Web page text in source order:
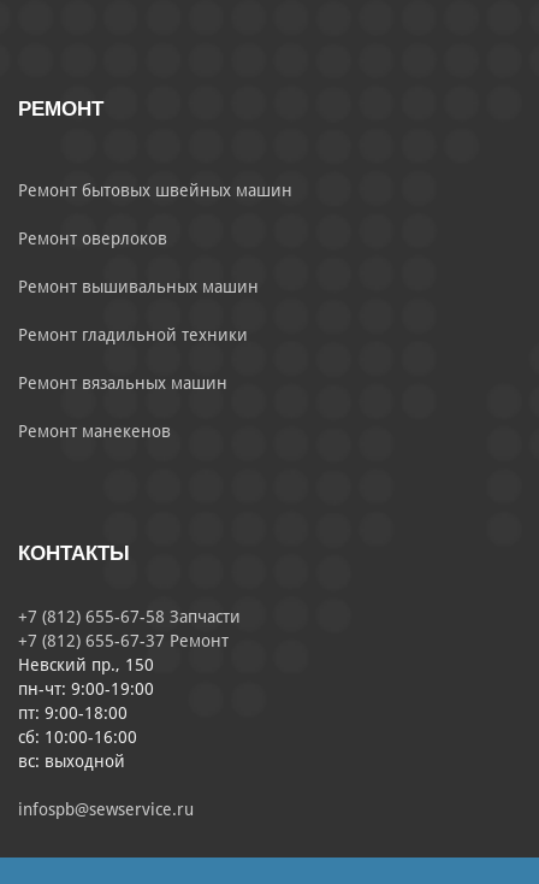
РЕМОНТ
Ремонт бытовых швейных машин
Ремонт оверлоков
Ремонт вышивальных машин
Ремонт гладильной техники
Ремонт вязальных машин
Ремонт манекенов
КОНТАКТЫ
+7 (812) 655-67-58 Запчасти
+7 (812) 655-67-37 Ремонт
Невский пр., 150
пн-чт: 9:00-19:00
пт: 9:00-18:00
сб: 10:00-16:00
вс: выходной
infospb@sewservice.ru